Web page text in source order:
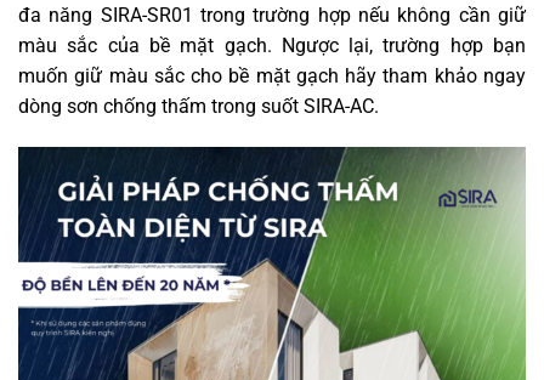
đa năng SIRA-SR01 trong trường hợp nếu không cần giữ
màu sắc của bề mặt gạch. Ngược lại, trường hợp bạn
muốn giữ màu sắc cho bề mặt gạch hãy tham khảo ngay
dòng sơn chống thấm trong suốt SIRA-AC.